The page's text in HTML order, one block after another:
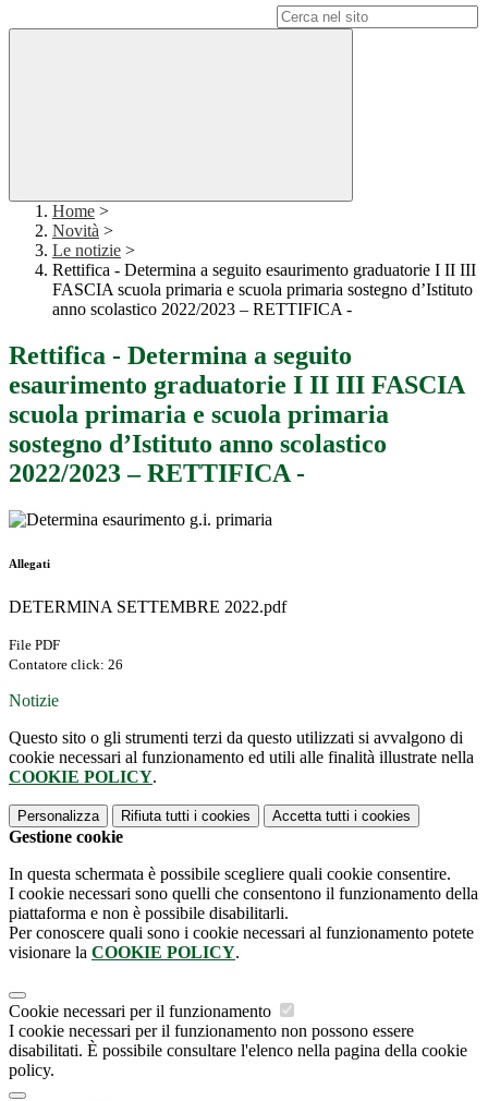
Home >
Novità >
Le notizie >
Rettifica - Determina a seguito esaurimento graduatorie I II III
FASCIA scuola primaria e scuola primaria sostegno d’Istituto
anno scolastico 2022/2023 – RETTIFICA -
Rettifica - Determina a seguito
esaurimento graduatorie I II III FASCIA
scuola primaria e scuola primaria
sostegno d’Istituto anno scolastico
2022/2023 – RETTIFICA -
Allegati
DETERMINA SETTEMBRE 2022.pdf
File PDF
Contatore click: 26
Notizie
Questo sito o gli strumenti terzi da questo utilizzati si avvalgono di
cookie necessari al funzionamento ed utili alle finalità illustrate nella
COOKIE POLICY.
Personalizza Rifiuta tutti i cookies Accetta tutti i cookies
Gestione cookie
In questa schermata è possibile scegliere quali cookie consentire.
I cookie necessari sono quelli che consentono il funzionamento della
piattaforma e non è possibile disabilitarli.
Per conoscere quali sono i cookie necessari al funzionamento potete
visionare la COOKIE POLICY.
Cookie necessari per il funzionamento
I cookie necessari per il funzionamento non possono essere
disabilitati. È possibile consultare l'elenco nella pagina della cookie
policy.